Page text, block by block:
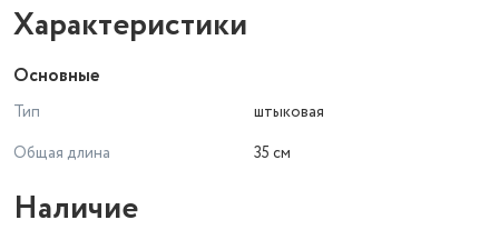
Характеристики
Основные
Тип
штыковая
Общая длина
35 см
Наличие